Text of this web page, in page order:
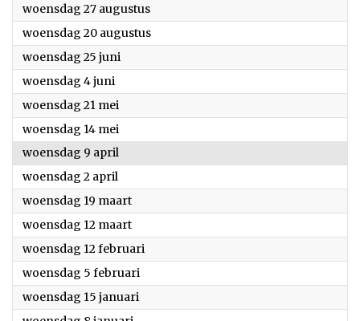
woensdag 27 augustus2025
woensdag 20 augustus2025
woensdag 25 juni
woensdag 4 juni
woensdag 21 mei
woensdag 14 mei
woensdag 9 april
woensdag 2 april
woensdag 19 maart2025
woensdag 12 maart2025
woensdag 12 februari
woensdag 5 februari
woensdag 15 januari